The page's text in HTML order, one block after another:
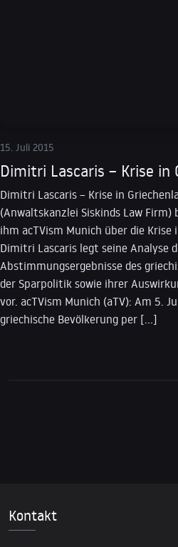
15. Juli 2015
Dimitri Lascaris – Krise in
Dimitri Lascaris – Krise in
(Anwaltskanzlei Siskinds Law
ihm acTVism Munich über die
Dimitri Lascaris legt seine Analyse
Abstimmungsergebnisse des
der Sparpolitik sowie ihrer
vor. acTVism Munich (aTV): Am 5.
griechische Bevölkerung per […]
Kontakt